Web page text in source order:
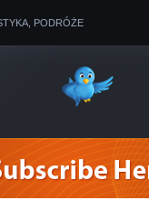
PODRÓŻE